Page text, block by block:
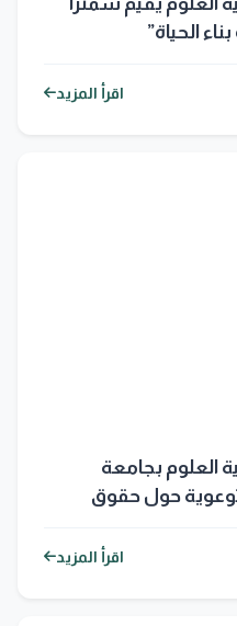
الحياة”
اقرأ المزيد
العلوم بجامعة
حول حقوق
اقرأ المزيد